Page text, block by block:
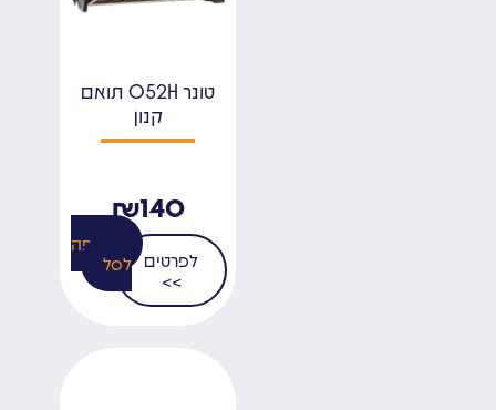
טונר 052H תואם
קנון
₪140
לפרטים
>>
הוספה
לסל